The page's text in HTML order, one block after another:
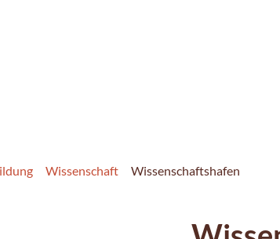
Wissenschaft Wissenschaftshafen